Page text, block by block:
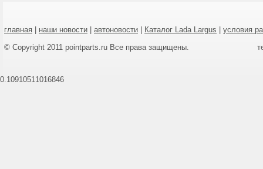
главная наши новости автоновости Каталог Lada Largus
условия
© Copyright 2011 pointparts.ru Все права защищены.
0.10910511016846